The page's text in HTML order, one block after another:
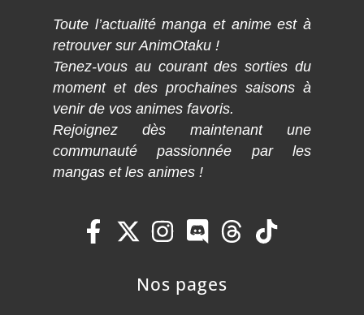
Toute l’actualité manga et anime est à
retrouver sur AnimOtaku !
Tenez-vous au courant des sorties du
moment et des prochaines saisons à
venir de vos animes favoris.
Rejoignez dès maintenant une
communauté passionnée par les
mangas et les animes !
Nos pages